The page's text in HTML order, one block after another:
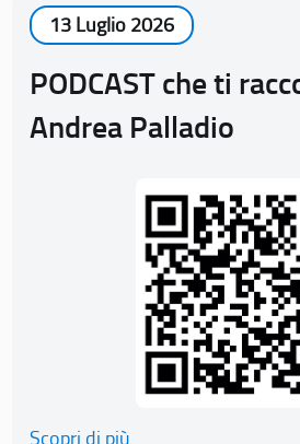
13 Luglio 2026
PODCAST che ti
Andrea Palladio
Scopri di più